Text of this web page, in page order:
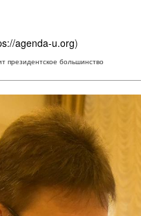
agenda-u.org)
президентское большинство